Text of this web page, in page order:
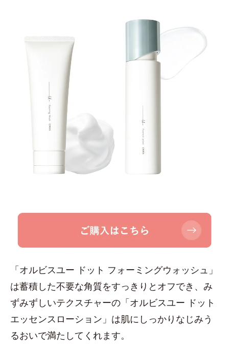
「オルビスユー ドット フォーミングウォッシュ」
は蓄積した不要な角質をすっきりとオフでき、み
ずみずしいテクスチャーの「オルビスユー ドット
エッセンスローション」は肌にしっかりなじみう
るおいで満たしてくれます。